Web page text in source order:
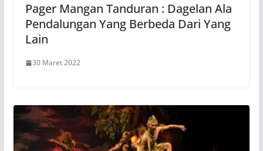
Pager Mangan Tanduran : Dagelan Ala
Pendalungan Yang Berbeda Dari Yang
Lain
30 Maret 2022